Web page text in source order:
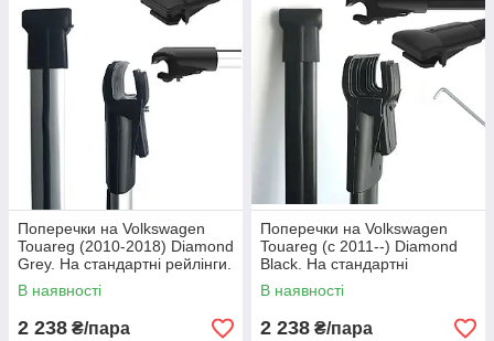
Поперечки на Volkswagen
Touareg (2010-2018) Diamond
Grey. На стандартні рейлінги.
Сірі
В наявності
2 238 ₴/пара
Поперечки на Volkswagen
Touareg (c 2011--) Diamond
Black. На стандартні
рейлінги. Чорні
В наявності
2 238 ₴/пара